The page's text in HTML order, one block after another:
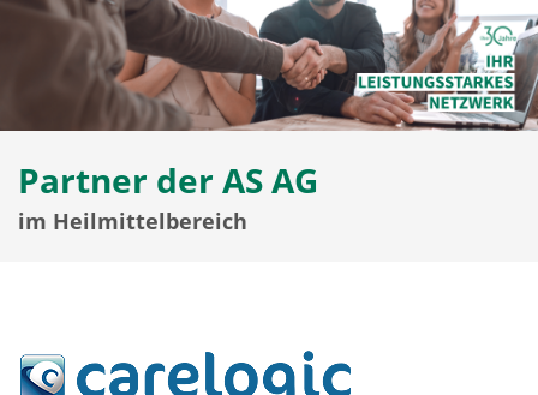
Partner der AS AG
im Heilmittelbereich